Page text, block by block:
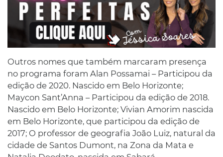
Outros nomes que também marcaram presença
no programa foram Alan Possamai – Participou da
edição de 2020. Nascido em Belo Horizonte;
Maycon Sant’Anna – Participou da edição de 2018.
Nascido em Belo Horizonte; Vivian Amorim nascida
em Belo Horizonte, que participou da edição de
2017; O professor de geografia João Luiz, natural da
cidade de Santos Dumont, na Zona da Mata e